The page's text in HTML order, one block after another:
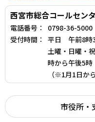
西宮市総合コールセン
電話番号：
0798-36-5000
受付時間：
平日 午前8時
土曜・日曜・
時から午後5時
（※1月1日か
市役所・